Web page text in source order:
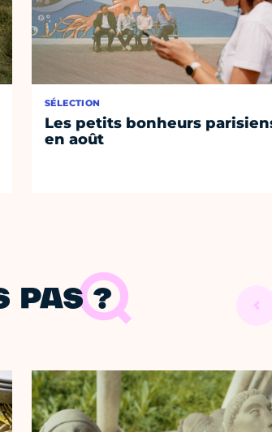
SÉLECTION
Les petits bonheurs
en août
PAS ?